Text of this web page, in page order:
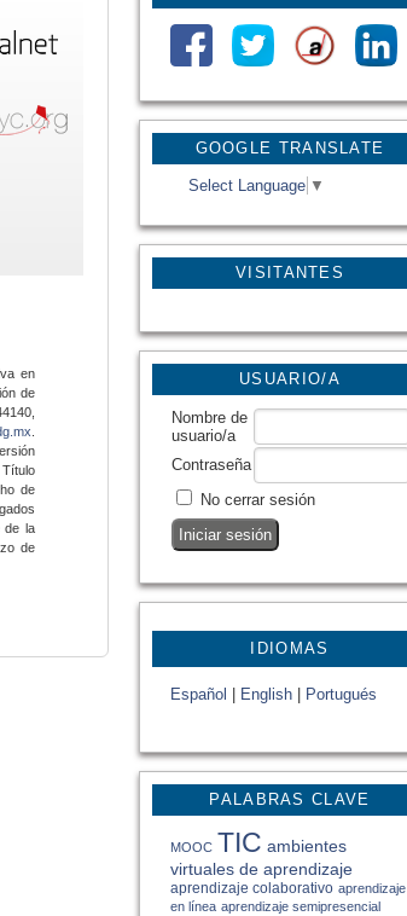
GOOGLE TRANSLATE
Select Language ▼
VISITANTES
USUARIO/A
Nombre de
usuario/a
Contraseña
No cerrar sesión
IDIOMAS
Español English Portugués
PALABRAS CLAVE
MOOC TIC ambientes
virtuales de aprendizaje
aprendizaje colaborativo aprendizaje
en línea aprendizaje semipresencial
en
de
Título
de
de la
de